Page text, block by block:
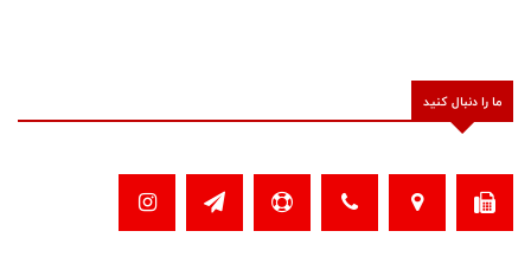
ما را دنبال کنید